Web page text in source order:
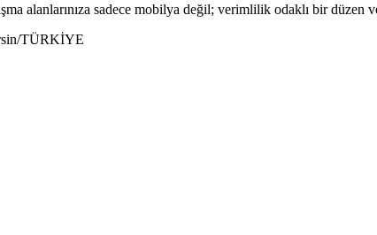
alanlarınıza sadece mobilya değil; verimlilik odaklı bir düzen
TÜRKİYE